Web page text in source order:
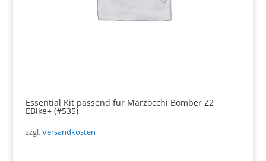
Essential Kit passend für Marzocchi Bomber Z2
EBike+ (#535)
zzgl.Versandkosten